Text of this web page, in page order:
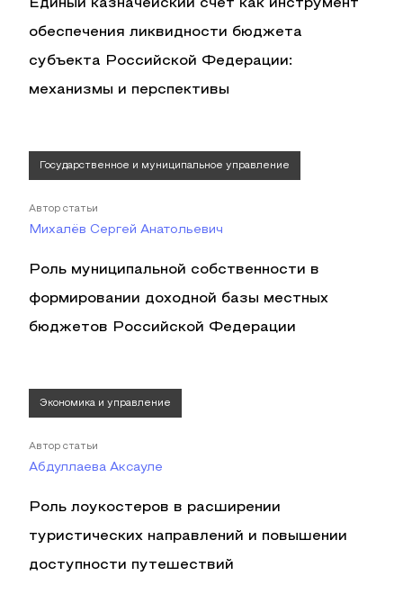
Единый казначейский счет как инструмент
обеспечения ликвидности бюджета
субъекта Российской Федерации:
механизмы и перспективы
Государственное и муниципальное управление
Автор статьи
Михалёв Сергей Анатольевич
Роль муниципальной собственности в
формировании доходной базы местных
бюджетов Российской Федерации
Экономика и управление
Автор статьи
Абдуллаева Аксауле
Роль лоукостеров в расширении
туристических направлений и повышении
доступности путешествий